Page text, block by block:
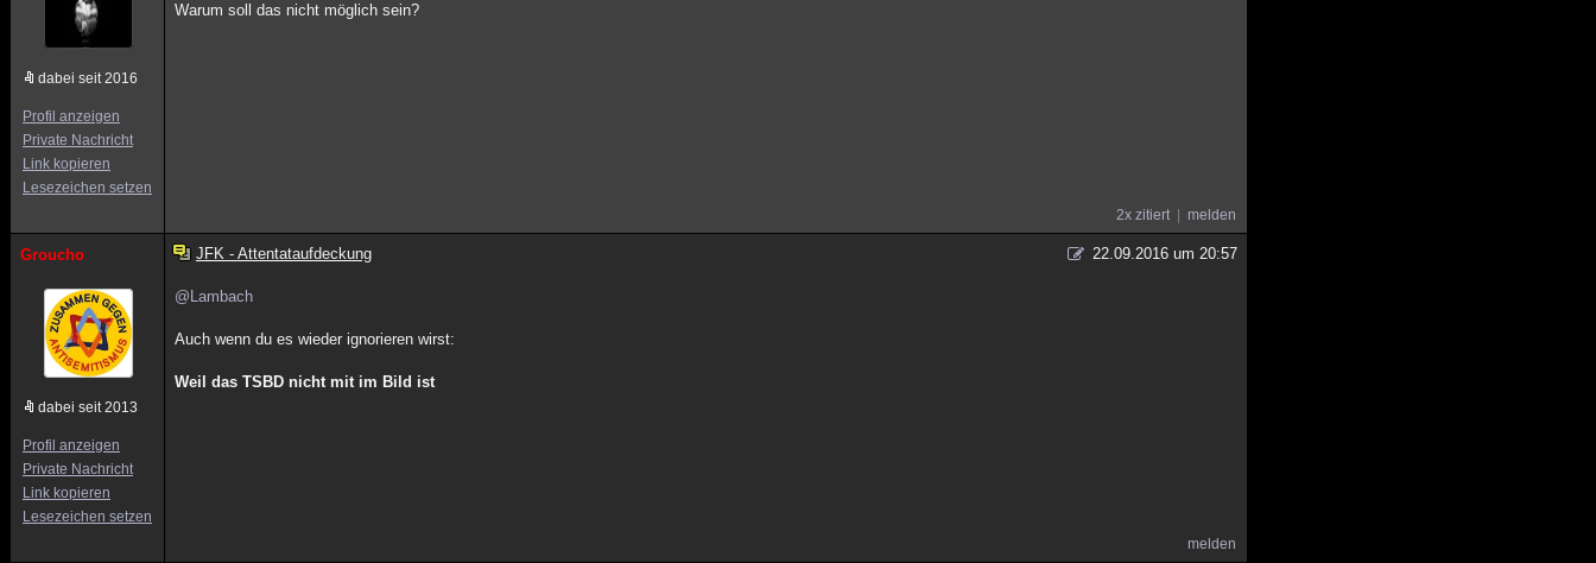
dabei seit 2016
Profil anzeigen
Private Nachricht
Link kopieren
Lesezeichen setzen
Warum soll das nicht möglich sein?
2x zitiert melden
Groucho
dabei seit 2013
Profil anzeigen
Private Nachricht
Link kopieren
Lesezeichen setzen
JFK - Attentataufdeckung 22.09.2016 um 20:57
@Lambach
Auch wenn du es wieder ignorieren wirst:
Weil das TSBD nicht mit im Bild ist
melden